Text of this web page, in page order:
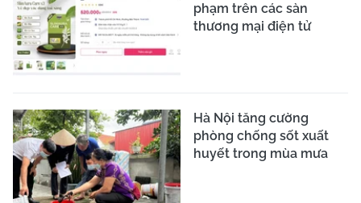
phạm trên các sàn
thương mại điện tử
Hà Nội tăng cường
phòng chống sốt xuất
huyết trong mùa mưa